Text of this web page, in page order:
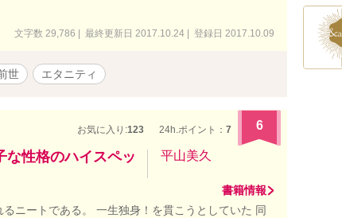
文字数 29,786 | 最終更新日 2017.10.24 | 登録日 2017.10.09
世 エタニティ
お気に入り:123 24h.ポイント： 7 6
な性格のハイスペッ
平山美久
書籍情報
ニートである。 一生独身！を貫こうとしていた 同